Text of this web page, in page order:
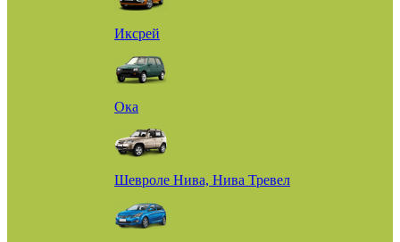
Иксрей
Ока
Шевроле Нива, Нива Тревел